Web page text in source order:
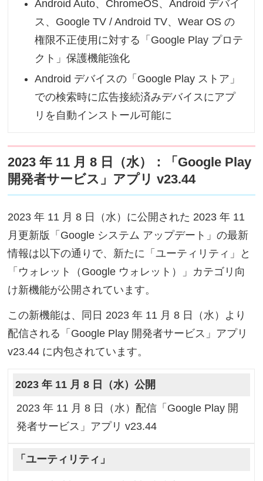
Android Auto、ChromeOS、Android デバイ
ス、Google TV / Android TV、Wear OS の
権限不正使用に対する「Google Play プロテ
クト」保護機能強化
Android デバイスの「Google Play ストア」
での検索時に広告接続済みデバイスにアプ
リを自動インストール可能に
2023 年 11 月 8 日（水）：「Google Play
開発者サービス」アプリ v23.44
2023 年 11 月 8 日（水）に公開された 2023 年 11
月更新版「Google システム アップデート」の最新
情報は以下の通りで、新たに「ユーティリティ」と
「ウォレット（Google ウォレット）」カテゴリ向
け新機能が公開されています。
この新機能は、同日 2023 年 11 月 8 日（水）より
配信される「Google Play 開発者サービス」アプリ
v23.44 に内包されています。
2023 年 11 月 8 日（水）公開
2023 年 11 月 8 日（水）配信「Google Play 開
発者サービス」アプリ v23.44
「ユーティリティ」